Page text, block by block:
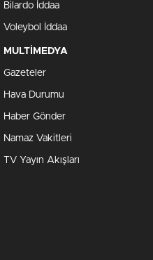
Bilardo İddaa
Voleybol İddaa
MULTİMEDYA
Gazeteler
Hava Durumu
Haber Gönder
Namaz Vakitleri
TV Yayın Akışları